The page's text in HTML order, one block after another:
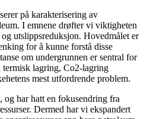
på karakterisering av
I emnene drøfter vi viktigheten
utslippsreduksjon. Hovedmålet er
for å kunne forstå disse
om undergrunnen er sentral for
termisk lagring, Co2-lagring
mest utfordrende problem.
har hatt en fokusendring fra
Dermed har vi ekspandert